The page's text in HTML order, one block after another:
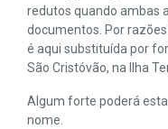
redutos quando ambas
documentos. Por
é aqui substituída por
São Cristóvão, na Ilha
Algum forte poderá
nome.